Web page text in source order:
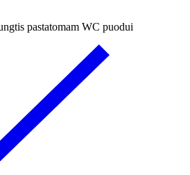
pastatomam WC puodui